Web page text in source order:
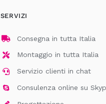
SERVIZI
Consegna in tutta Italia
Montaggio in tutta Italia
Servizio clienti in chat
Consulenza online su